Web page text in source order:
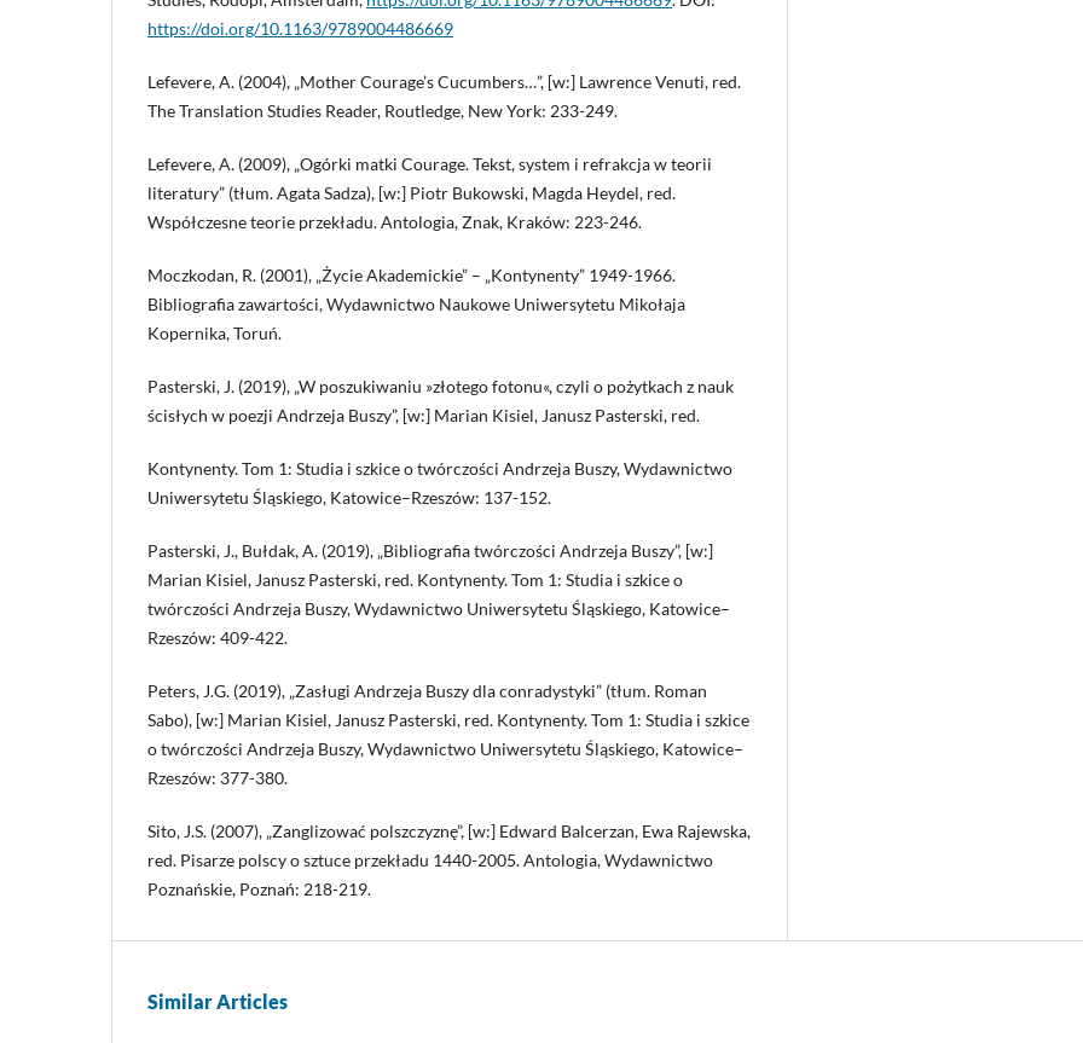
https://doi.org/10.1163/9789004486669
Lefevere, A. (2004), „Mother Courage’s Cucumbers…”, [w:] Lawrence Venuti, red.
The Translation Studies Reader, Routledge, New York: 233-249.
Lefevere, A. (2009), „Ogórki matki Courage. Tekst, system i refrakcja w teorii
literatury” (tłum. Agata Sadza), [w:] Piotr Bukowski, Magda Heydel, red.
Współczesne teorie przekładu. Antologia, Znak, Kraków: 223-246.
Moczkodan, R. (2001), „Życie Akademickie” – „Kontynenty” 1949-1966.
Bibliografia zawartości, Wydawnictwo Naukowe Uniwersytetu Mikołaja
Kopernika, Toruń.
Pasterski, J. (2019), „W poszukiwaniu »złotego fotonu«, czyli o pożytkach z nauk
ścisłych w poezji Andrzeja Buszy”, [w:] Marian Kisiel, Janusz Pasterski, red.
Kontynenty. Tom 1: Studia i szkice o twórczości Andrzeja Buszy, Wydawnictwo
Uniwersytetu Śląskiego, Katowice–Rzeszów: 137-152.
Pasterski, J., Bułdak, A. (2019), „Bibliografia twórczości Andrzeja Buszy”, [w:]
Marian Kisiel, Janusz Pasterski, red. Kontynenty. Tom 1: Studia i szkice o
twórczości Andrzeja Buszy, Wydawnictwo Uniwersytetu Śląskiego, Katowice–
Rzeszów: 409-422.
Peters, J.G. (2019), „Zasługi Andrzeja Buszy dla conradystyki” (tłum. Roman
Sabo), [w:] Marian Kisiel, Janusz Pasterski, red. Kontynenty. Tom 1: Studia i szkice
o twórczości Andrzeja Buszy, Wydawnictwo Uniwersytetu Śląskiego, Katowice–
Rzeszów: 377-380.
Sito, J.S. (2007), „Zanglizować polszczyznę”, [w:] Edward Balcerzan, Ewa Rajewska,
red. Pisarze polscy o sztuce przekładu 1440-2005. Antologia, Wydawnictwo
Poznańskie, Poznań: 218-219.
Similar Articles